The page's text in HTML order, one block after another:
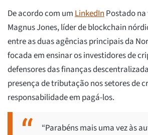
De acordo com umLinkedInPostado
Magnus Jones, líder de blockchain
entre as duas agências principais da
focada em ensinar os investidores de
defensores das finanças
presença de tributação nos setores de
responsabilidade em pagá-los.
“Parabéns mais uma vez às